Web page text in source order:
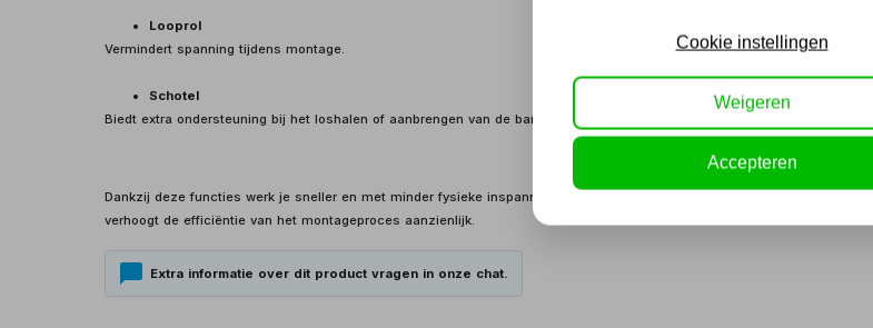
Looprol
Vermindert spanning tijdens montage.
Schotel
Biedt extra ondersteuning bij het loshalen of aanbrengen van de band.
Dankzij deze functies werk je sneller en met minder fysieke inspanning. De hulparm voorkomt schade aan banden en
verhoogt de efficiëntie van het montageproces aanzienlijk.
Extra informatie over dit product vragen in onze chat.
Cookie instellingen
Weigeren
Accepteren